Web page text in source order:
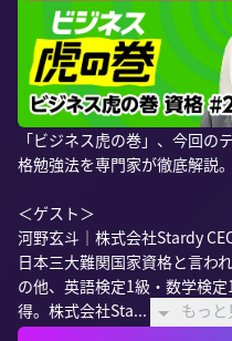
「ビジネス虎の巻」、今回の
格勉強法を専門家が徹底解説。
＜ゲスト＞
河野玄斗｜株式会社Stardy
日本三大難関国家資格と言わ
の他、英語検定1級・数学検
得。株式会社Sta...
もっと